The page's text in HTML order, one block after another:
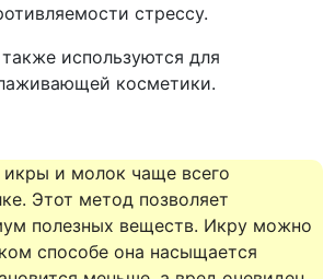
стрессу.
используются для
косметики.
икры и молок чаще всего
Этот метод позволяет
полезных веществ. Икру можно
способе она насыщается